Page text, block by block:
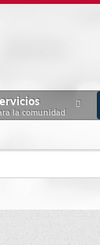
la comunidad